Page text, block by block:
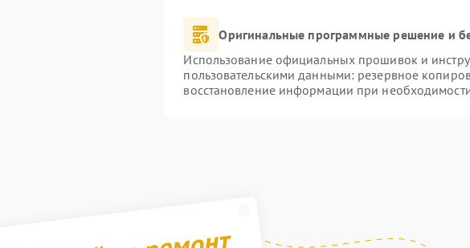
Оригинальные программные решение и
Использование официальных прошивок и
пользовательскими данными: резервное
восстановление информации при